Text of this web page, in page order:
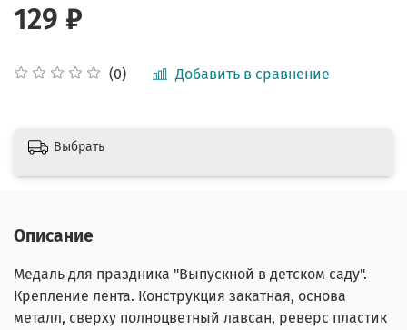
(0) Добавить в сравнение
129 ₽
Выбрать
Описание
Медаль для праздника "Выпускной в детском саду".
Крепление лента. Конструкция закатная, основа
металл, сверху полноцветный лавсан, реверс пластик